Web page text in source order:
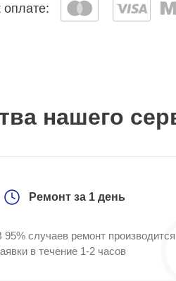
нашего
Ремонт за 1 день
95% случаев ремонт
в течение 1-2 часов